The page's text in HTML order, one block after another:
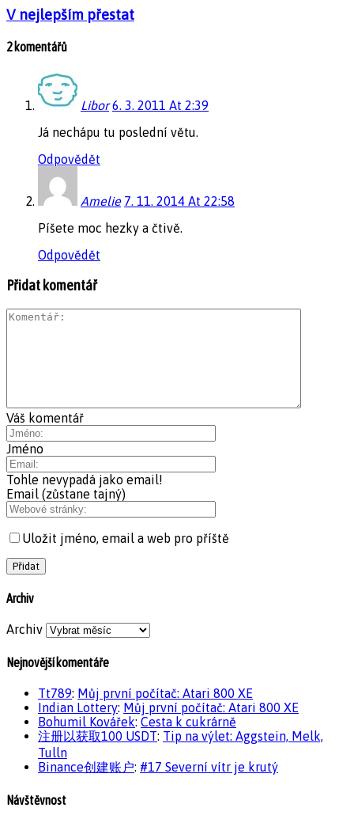
V nejlepším přestat
2 komentářů
Libor 6. 3. 2011 At 2:39
Já nechápu tu poslední větu.
Odpovědět
Amelie 7. 11. 2014 At 22:58
Píšete moc hezky a čtivě.
Odpovědět
Přidat komentář
Váš komentář
Jméno
Tohle nevypadá jako email!
Email (zůstane tajný)
Uložit jméno, email a web pro příště
Archiv
Archiv
Nejnovější komentáře
Tt789: Můj první počítač: Atari 800 XE
Indian Lottery: Můj první počítač: Atari 800 XE
Bohumil Kovářek: Cesta k cukrárně
注册以获取100 USDT: Tip na výlet: Aggstein, Melk,
Tulln
Binance创建账户: #17 Severní vítr je krutý
Návštěvnost